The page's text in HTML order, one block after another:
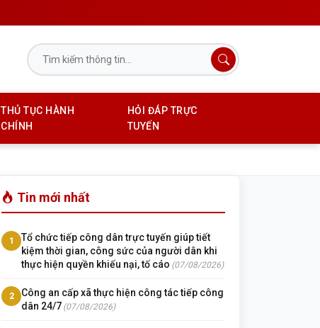
THỦ TỤC HÀNH
CHÍNH
HỎI ĐÁP TRỰC
TUYẾN
Tin mới nhất
1
Tổ chức tiếp công dân trực tuyến giúp tiết
kiệm thời gian, công sức của người dân khi
thực hiện quyền khiếu nại, tố cáo (07/08/2026)
2
Công an cấp xã thực hiện công tác tiếp công
dân 24/7 (07/08/2026)